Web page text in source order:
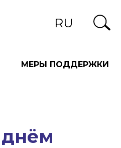
RU
МЕРЫ ПОДДЕРЖКИ